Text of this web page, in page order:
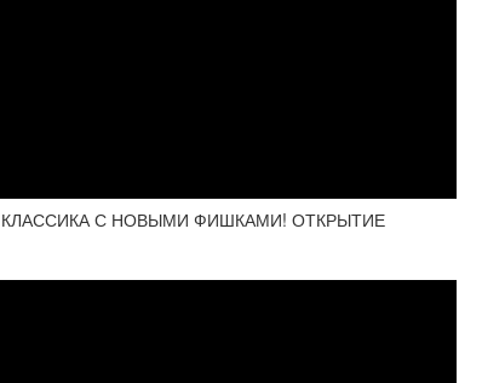
КЛАССИКА С НОВЫМИ ФИШКАМИ! ОТКРЫТИЕ